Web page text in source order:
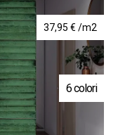
37,95 € /m2
6 colori